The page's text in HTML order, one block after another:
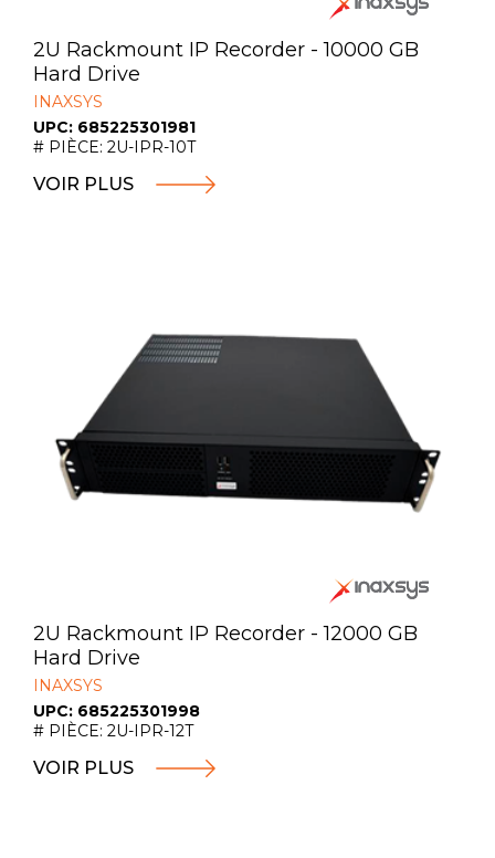
2U Rackmount IP Recorder - 10000 GB
Hard Drive
INAXSYS
UPC: 685225301981
# PIÈCE: 2U-IPR-10T
VOIR PLUS
2U Rackmount IP Recorder - 12000 GB
Hard Drive
INAXSYS
UPC: 685225301998
# PIÈCE: 2U-IPR-12T
VOIR PLUS